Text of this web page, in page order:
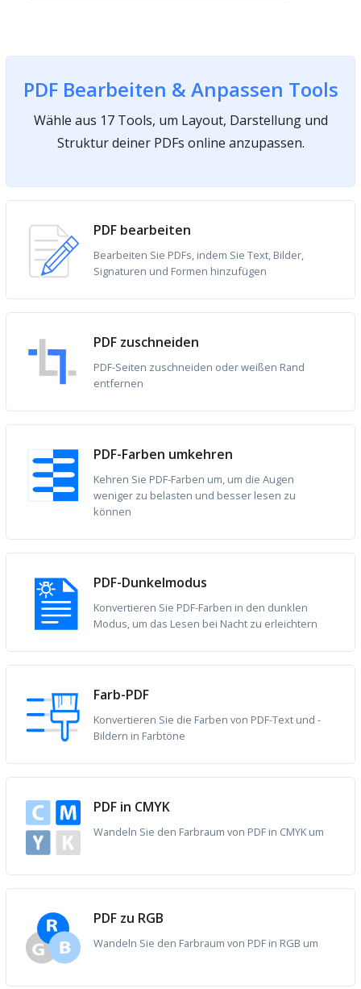
PDF Bearbeiten & Anpassen Tools
Wähle aus 17 Tools, um Layout, Darstellung und
Struktur deiner PDFs online anzupassen.
PDF bearbeiten
Bearbeiten Sie PDFs, indem Sie Text, Bilder,
Signaturen und Formen hinzufügen
PDF zuschneiden
PDF-Seiten zuschneiden oder weißen Rand
entfernen
PDF-Farben umkehren
Kehren Sie PDF-Farben um, um die Augen
weniger zu belasten und besser lesen zu
können
PDF-Dunkelmodus
Konvertieren Sie PDF-Farben in den dunklen
Modus, um das Lesen bei Nacht zu erleichtern
Farb-PDF
Konvertieren Sie die Farben von PDF-Text und -
Bildern in Farbtöne
PDF in CMYK
Wandeln Sie den Farbraum von PDF in CMYK um
PDF zu RGB
Wandeln Sie den Farbraum von PDF in RGB um